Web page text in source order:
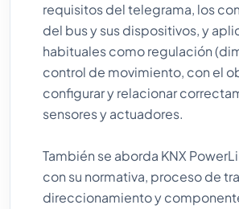
requisitos del telegrama, los
del bus y sus dispositivos, y
habituales como regulación
control de movimiento, con el
configurar y relacionar
sensores y actuadores.
También se aborda KNX
con su normativa, proceso de
direccionamiento y